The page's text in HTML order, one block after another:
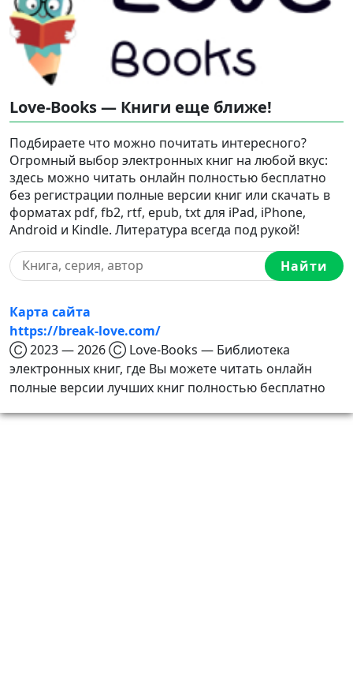
Love-Books — Книги еще ближе!
Подбираете что можно почитать интересного?
Огромный выбор электронных книг на любой вкус:
здесь можно читать онлайн полностью бесплатно
без регистрации полные версии книг или скачать в
форматах pdf, fb2, rtf, epub, txt для iPad, iPhone,
Android и Kindle. Литература всегда под рукой!
Найти
Карта сайта
https://break-love.com/
Ⓒ 2023 — 2026 Ⓒ Love-Books — Библиотека
электронных книг, где Вы можете читать онлайн
полные версии лучших книг полностью бесплатно